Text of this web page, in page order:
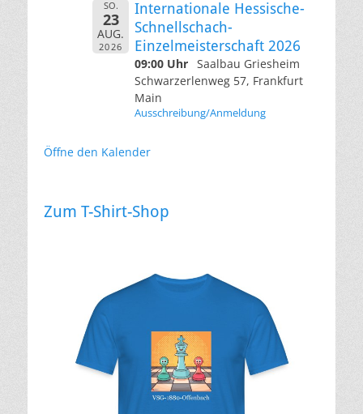
SO.
23
AUG.
2026
Internationale Hessische-
Schnellschach-
Einzelmeisterschaft 2026
09:00 Uhr Saalbau Griesheim
Schwarzerlenweg 57, Frankfurt
Main
Ausschreibung/Anmeldung
Öffne den Kalender
Zum T-Shirt-Shop